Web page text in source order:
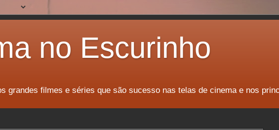
no Escurinho
grandes filmes e séries que são sucesso nas telas de cinema e nos